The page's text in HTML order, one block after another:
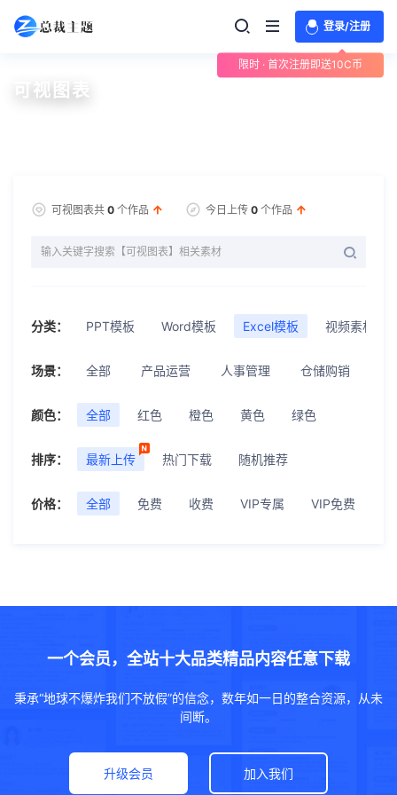
登录/注册
限时 · 首次注册即送10C币
可视图表
可视图表共 0 个作品 今日上传 0 个作品
分类： PPT模板 Word模板 Excel模板 视频素材
场景： 全部 产品运营 人事管理 仓储购销
颜色： 全部 红色 橙色 黄色 绿色
排序： 最新上传 热门下载 随机推荐
价格： 全部 免费 收费 VIP专属 VIP免费
一个会员，全站十大品类精品内容任意下载
秉承“地球不爆炸我们不放假”的信念，数年如一日的整合资源，从未
间断。
升级会员 加入我们